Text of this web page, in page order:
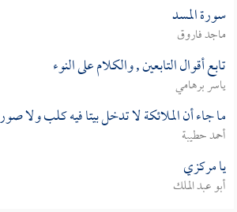
سورة المسد
ماجد فاروق
تابع أقوال التابعين , والكلام على النوء
ياسر برهامي
ما جاء أن الملائكة لا تدخل بيتا فيه كلب ولا
أحمد حطيبة
يا مركزي
أبو عبد الملك